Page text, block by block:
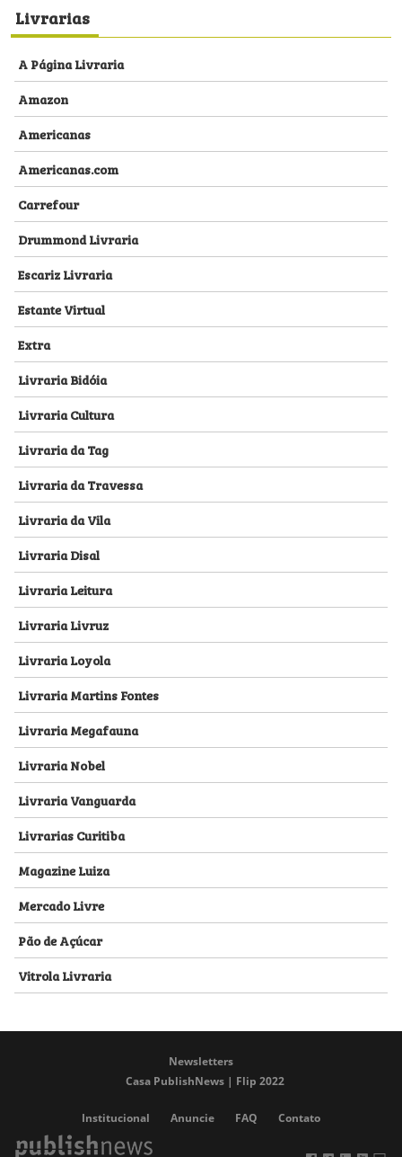
Livrarias
A Página Livraria
Amazon
Americanas
Americanas.com
Carrefour
Drummond Livraria
Escariz Livraria
Estante Virtual
Extra
Livraria Bidóia
Livraria Cultura
Livraria da Tag
Livraria da Travessa
Livraria da Vila
Livraria Disal
Livraria Leitura
Livraria Livruz
Livraria Loyola
Livraria Martins Fontes
Livraria Megafauna
Livraria Nobel
Livraria Vanguarda
Livrarias Curitiba
Magazine Luiza
Mercado Livre
Pão de Açúcar
Vitrola Livraria
Newsletters
Casa PublishNews | Flip 2022
Institucional Anuncie FAQ Contato